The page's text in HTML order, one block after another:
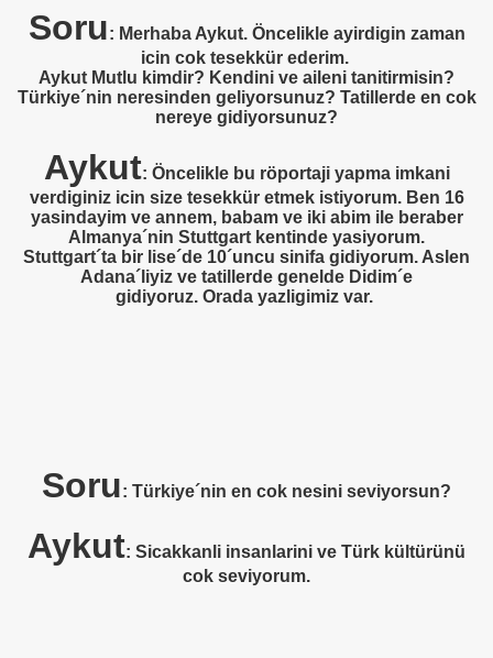
Soru: Merhaba Aykut. Öncelikle ayirdigin zaman
icin cok tesekkür ederim.
Aykut Mutlu kimdir? Kendini ve aileni tanitirmisin?
Türkiye´nin neresinden geliyorsunuz? Tatillerde en cok
nereye gidiyorsunuz?
Aykut: Öncelikle bu röportaji yapma imkani
verdiginiz icin size tesekkür etmek istiyorum. Ben 16
yasindayim ve annem, babam ve iki abim ile beraber
Almanya´nin Stuttgart kentinde yasiyorum.
Stuttgart´ta bir lise´de 10´uncu sinifa gidiyorum. Aslen
Adana´liyiz ve tatillerde genelde Didim´e
gidiyoruz. Orada yazligimiz var.
Soru: Türkiye´nin en cok nesini seviyorsun?
Aykut: Sicakkanli insanlarini ve Türk kültürünü
cok seviyorum.
arası Gol Krallığı
arası Gol Krallığı
arası Gol Krallığı
arası Gol Krallığı